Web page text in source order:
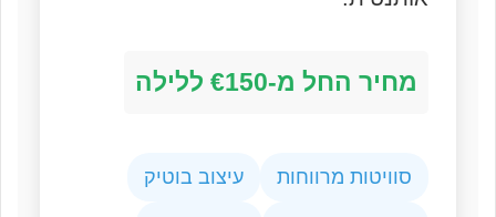
מחיר החל מ-€150 ללילה
סוויטות מרווחות עיצוב בוטיק